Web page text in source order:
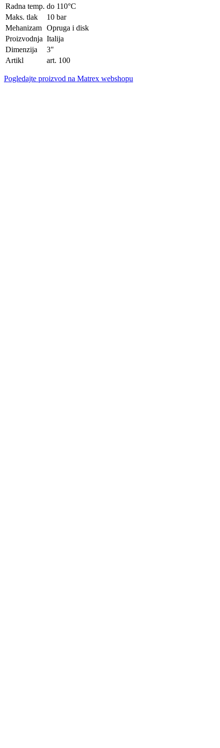
Radna temp. do 110°C
Maks. tlak
10 bar
Mehanizam Opruga i disk
Proizvodnja Italija
Dimenzija
3"
Artikl
art. 100
Pogledajte proizvod na Matrex webshopu